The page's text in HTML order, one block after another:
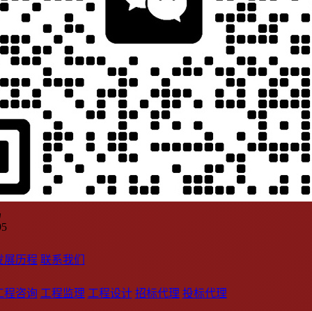
展历程 联系我们
程咨询 工程监理 工程设计 招标代理 投标代理